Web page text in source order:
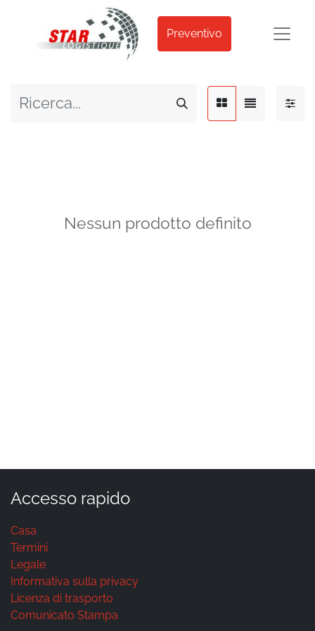
Preventivo
Nessun prodotto definito
Accesso rapido
Casa
Termini
Legale
Informativa sulla privacy
Licenza di trasporto
Comunicato Stampa